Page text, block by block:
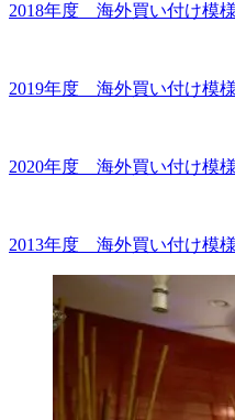
2018年度 海外買い付け模
2019年度 海外買い付け模
2020年度 海外買い付け模
2013年度 海外買い付け模